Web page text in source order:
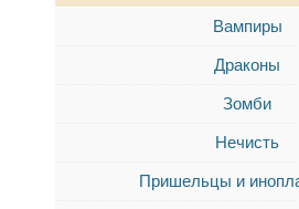
Вампиры
Драконы
Зомби
Нечисть
Пришельцы и